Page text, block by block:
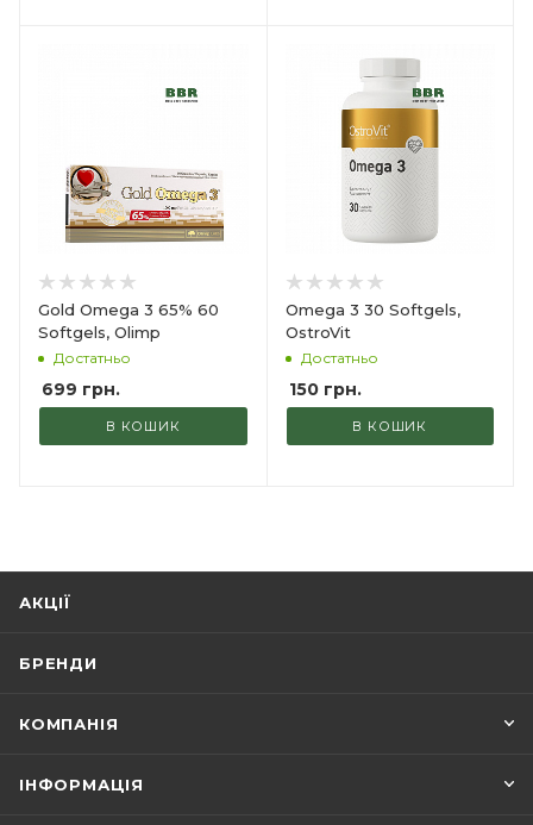
Gold Omega 3 65% 60
Softgels, Olimp
Достатньо
699 грн.
В КОШИК
Omega 3 30 Softgels,
OstroVit
Достатньо
150грн.
В КОШИК
АКЦІЇ
БРЕНДИ
КОМПАНІЯ
ІНФОРМАЦІЯ